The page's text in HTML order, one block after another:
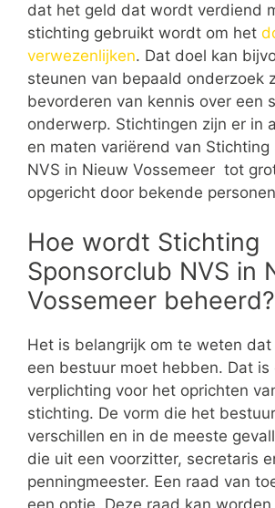
dat het geld dat wordt verdiend
stichting gebruikt wordt om het
verwezenlijken. Dat doel kan
steunen van bepaald onderzoek
bevorderen van kennis over een
onderwerp. Stichtingen zijn er in
en maten variërend van Stichting
NVS in Nieuw Vossemeer tot
opgericht door bekende
Hoe wordt Stichting
Sponsorclub NVS in
Vossemeer beheerd?
Het is belangrijk om te weten
een bestuur moet hebben. Dat is
verplichting voor het oprichten
stichting. De vorm die het
verschillen en in de meeste
die uit een voorzitter, secretaris
penningmeester. Een raad van
een optie. Deze raad kan